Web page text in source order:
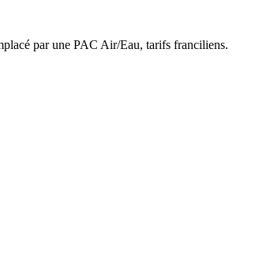
par une PAC Air/Eau, tarifs franciliens.